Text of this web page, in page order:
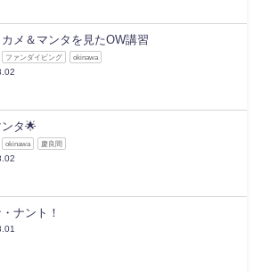
メ＆マンタを見たOW講習
ファンダイビング okinawa
タ🌟
okinawa 慶良間
ナント！